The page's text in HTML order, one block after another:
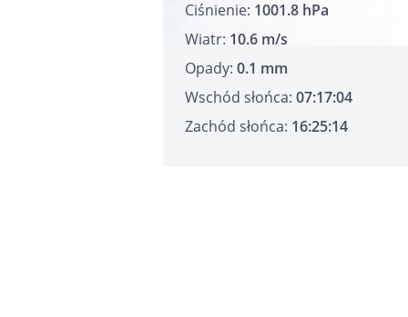
Ciśnienie: 1001.8 hPa
Wiatr: 10.6 m/s
Opady: 0.1 mm
Wschód słońca: 07:17:04
Zachód słońca: 16:25:14